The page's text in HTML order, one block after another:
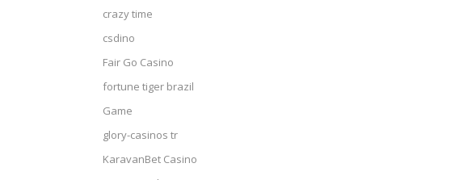
crazy time
csdino
Fair Go Casino
fortune tiger brazil
Game
glory-casinos tr
KaravanBet Casino